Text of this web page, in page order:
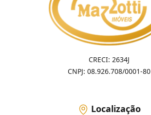
CRECI: 2634J
CNPJ: 08.926.708/0001-80
Localização